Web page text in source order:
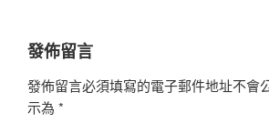
發佈留言
發佈留言必須填寫的電子郵件地址不會
示為 *